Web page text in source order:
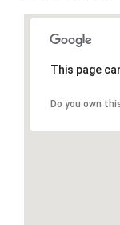
This page
Do you own